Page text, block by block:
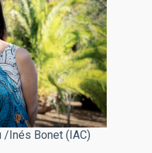
/Inés Bonet (IAC)